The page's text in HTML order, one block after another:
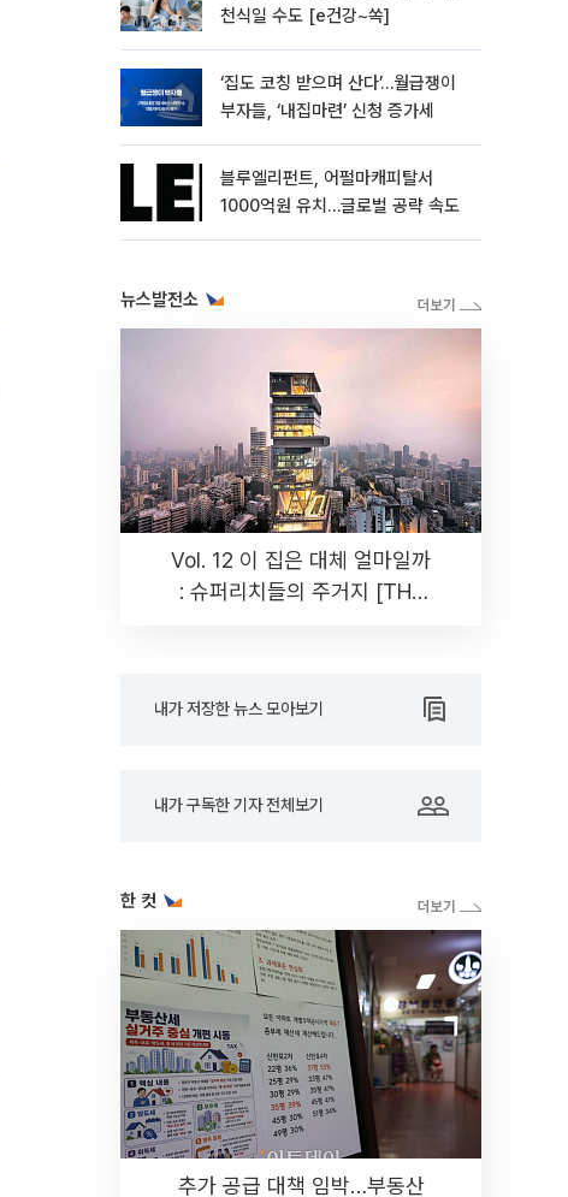
천식일 수도 [e건강~쏙]
‘집도 코칭 받으며 산다’…월급쟁이
부자들, ‘내집마련’ 신청 증가세
블루엘리펀트, 어펄마캐피탈서
1000억원 유치…글로벌 공략 속도
뉴스발전소
Vol. 12 이 집은 대체 얼마일까
: 슈퍼리치들의 주거지 [THE
내가 저장한 뉴스 모아보기
내가 구독한 기자 전체보기
한 컷
추가 공급 대책 임박…부동산